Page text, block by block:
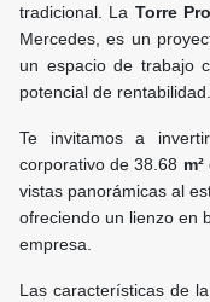
tradicional. La Torre
Mercedes, es un
un espacio de trabajo
potencial de rentabilidad.
Te invitamos a
corporativo de 38.68 m²
vistas panorámicas al
ofreciendo un lienzo en
empresa.
Las características de